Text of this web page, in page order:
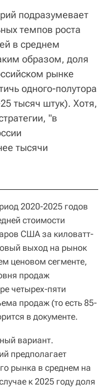
подразумевает
темпов роста
в среднем
образом, доля
рынке
одного-полутора
тысяч штук). Хотя,
"в
тысячи
2020-2025 годов
стоимости
США за киловатт-
выход на рынок
ценовом сегменте,
продаж
четырех-пяти
продаж (то есть 85-
в документе.
вариант.
предполагает
рынка в среднем на
к 2025 году доля